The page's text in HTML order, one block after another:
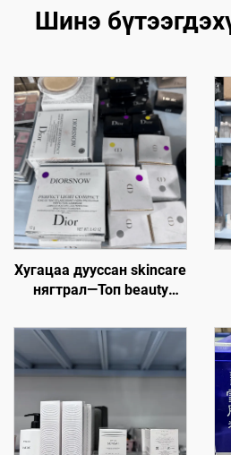
Шинэ
Хугацаа дууссан skincare
нягтрал—Топ beauty
нягтрал болгоно уу.
Chanel, MAC, Maybelline,
Kerastase, Le Labo, La
Dior гэх мэт
бүтээгдэхүүнүүдийг
ихээр худалдан авна уу.